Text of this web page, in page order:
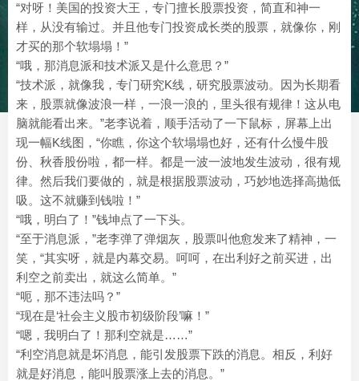
“对呀！美国的投资大王，专门擅长股票投资，简直和神一
样，从没有输过。并且他专门投资成长类的股票，就像你，刚
才买的那个软塌塌！”
“哦，那消息派和技术派又是什么意思？”
“技术派，就像我，专门研究K线，研究股票波动。因为长期看
来，股票就像波浪一样，一浪一浪的，里头很有规律！这从电
脑就能看出来。”老李说着，顺手活动了一下鼠标，屏幕上出
现一幅K线图，“你瞧，你这个软塌塌也好，还有什么慢牛股
份、秋香股份啦，都一样。都是一波一波地发生波动，很有规
律。然后我们要做的，就是根据股票波动，巧妙地选择高抛低
吸。这不就赚到钱啦！”
“哦，明白了！”钱坤点了一下头。
“至于消息派，”老李弹了弹烟灰，股票叫他愈发来了精神，一
笑，“其实呀，就是内幕交易。呵呵，在出利好之前买进，出
利空之前卖出，就这么简单。”
“呃，那不违法吗？”
“现在是‘社会主义股市初级阶段’嘛！”
“嗯，我明白了！那利空就是……”
“利空消息就是坏消息，能引发股票下跌的消息。相反，利好
就是好消息，能叫股票涨上去的消息。”